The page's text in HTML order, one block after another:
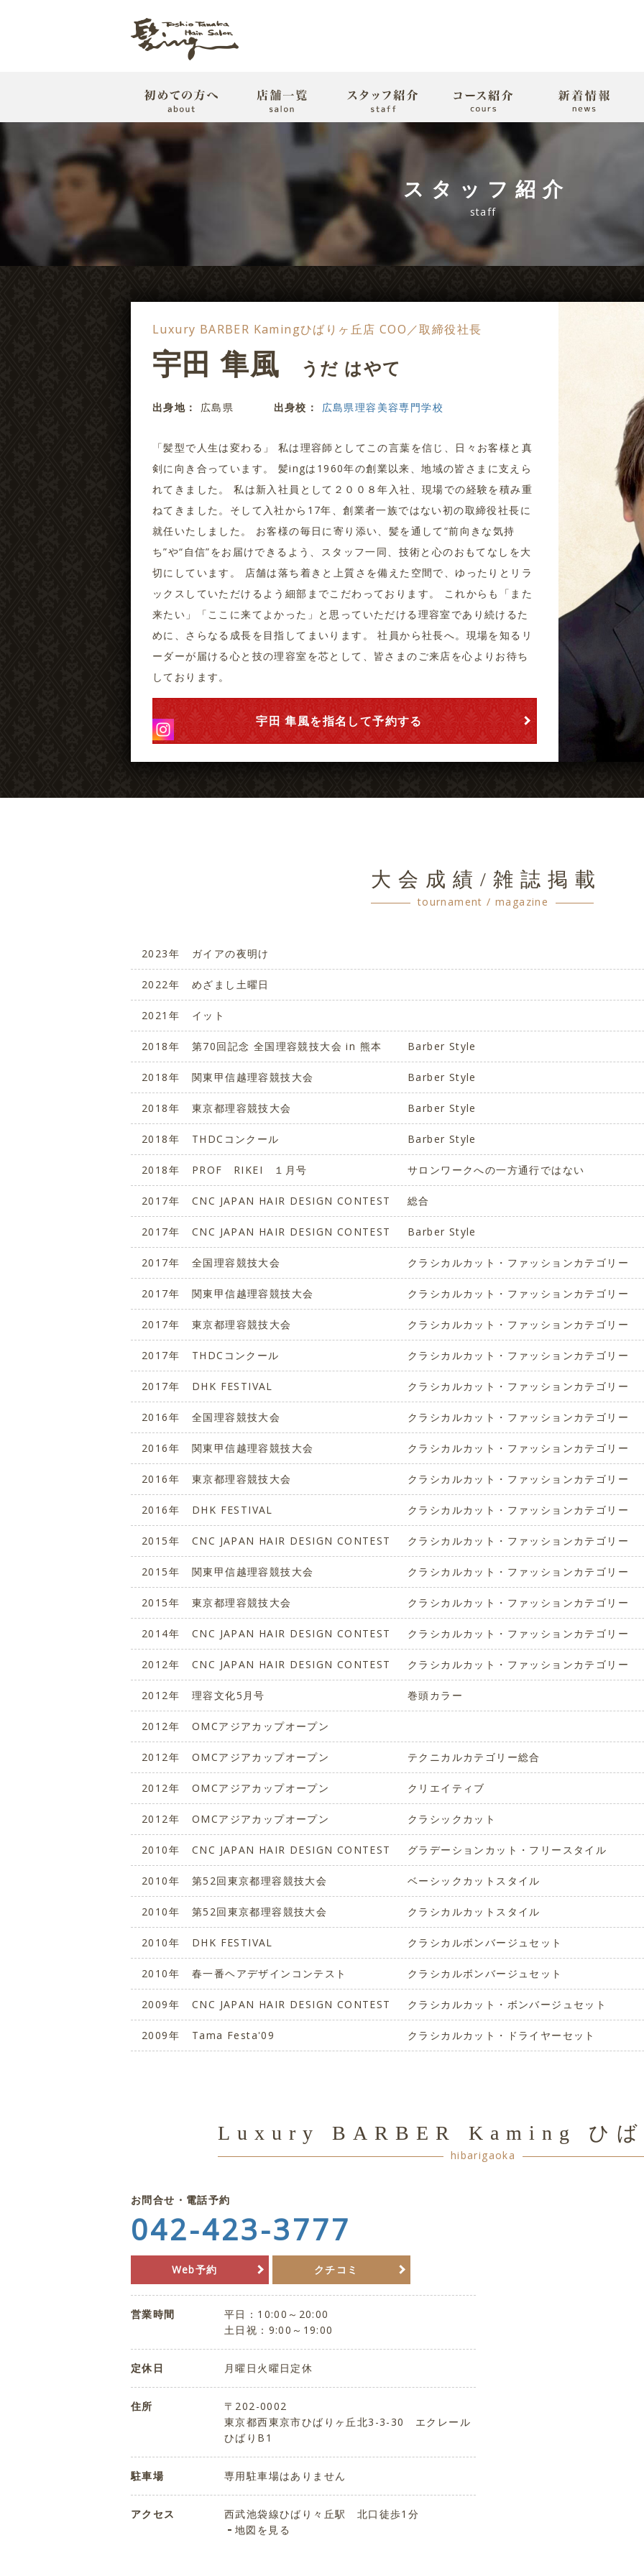
スタッフ紹介
staff
Luxury BARBER Kamingひばりヶ丘店 COO／取締役社長
宇田 隼風 うだ はやて
出身地： 広島県 出身校： 広島県理容美容専門学校
「髪型で人生は変わる」 私は理容師としてこの言葉を信じ、日々お客様と真
剣に向き合っています。 髪ingは1960年の創業以来、地域の皆さまに支えら
れてきました。 私は新入社員として２００８年入社、現場での経験を積み重
ねてきました。そして入社から17年、創業者一族ではない初の取締役社長に
就任いたしました。 お客様の毎日に寄り添い、髪を通して“前向きな気持
ち”や“自信”をお届けできるよう、スタッフ一同、技術と心のおもてなしを大
切にしています。 店舗は落ち着きと上質さを備えた空間で、ゆったりとリラ
ックスしていただけるよう細部までこだわっております。 これからも「また
来たい」「ここに来てよかった」と思っていただける理容室であり続けるた
めに、さらなる成長を目指してまいります。 社員から社長へ。現場を知るリ
ーダーが届ける心と技の理容室を芯として、皆さまのご来店を心よりお待ち
しております。
宇田 隼風を指名して予約する
大会成績/雑誌掲載
tournament / magazine
2023年 ガイアの夜明け
2022年 めざまし土曜日
2021年 イット
2018年 第70回記念 全国理容競技大会 in 熊本 Barber Style
2018年 関東甲信越理容競技大会 Barber Style
2018年 東京都理容競技大会 Barber Style
2018年 THDCコンクール Barber Style
2018年 PROF RIKEI １月号 サロンワークへの一方通行ではない
2017年 CNC JAPAN HAIR DESIGN CONTEST 総合
2017年 CNC JAPAN HAIR DESIGN CONTEST Barber Style
2017年 全国理容競技大会 クラシカルカット・ファッションカテゴリー
2017年 関東甲信越理容競技大会 クラシカルカット・ファッションカテゴリー
2017年 東京都理容競技大会 クラシカルカット・ファッションカテゴリー
2017年 THDCコンクール クラシカルカット・ファッションカテゴリー
2017年 DHK FESTIVAL クラシカルカット・ファッションカテゴリー
2016年 全国理容競技大会 クラシカルカット・ファッションカテゴリー
2016年 関東甲信越理容競技大会 クラシカルカット・ファッションカテゴリー
2016年 東京都理容競技大会 クラシカルカット・ファッションカテゴリー
2016年 DHK FESTIVAL クラシカルカット・ファッションカテゴリー
2015年 CNC JAPAN HAIR DESIGN CONTEST クラシカルカット・ファッションカテゴリー
2015年 関東甲信越理容競技大会 クラシカルカット・ファッションカテゴリー
2015年 東京都理容競技大会 クラシカルカット・ファッションカテゴリー
2014年 CNC JAPAN HAIR DESIGN CONTEST クラシカルカット・ファッションカテゴリー
2012年 CNC JAPAN HAIR DESIGN CONTEST クラシカルカット・ファッションカテゴリー
2012年 理容文化5月号 巻頭カラー
2012年 OMCアジアカップオープン
2012年 OMCアジアカップオープン テクニカルカテゴリー総合
2012年 OMCアジアカップオープン クリエイティブ
2012年 OMCアジアカップオープン クラシックカット
2010年 CNC JAPAN HAIR DESIGN CONTEST グラデーションカット・フリースタイル
2010年 第52回東京都理容競技大会 ベーシックカットスタイル
2010年 第52回東京都理容競技大会 クラシカルカットスタイル
2010年 DHK FESTIVAL クラシカルボンバージュセット
2010年 春一番ヘアデザインコンテスト クラシカルボンバージュセット
2009年 CNC JAPAN HAIR DESIGN CONTEST クラシカルカット・ボンバージュセット
2009年 Tama Festa'09 クラシカルカット・ドライヤーセット
Luxury BARBER Kaming ひば
hibarigaoka
お問合せ・電話予約
042-423-3777
Web予約 クチコミ
営業時間
平日：10:00～20:00
土日祝：9:00～19:00
定休日 月曜日火曜日定休
住所
〒202-0002
東京都西東京市ひばりヶ丘北3-3-30 エクレール
ひばりB1
駐車場 専用駐車場はありません
アクセス
西武池袋線ひばり々丘駅 北口徒歩1分
地図を見る